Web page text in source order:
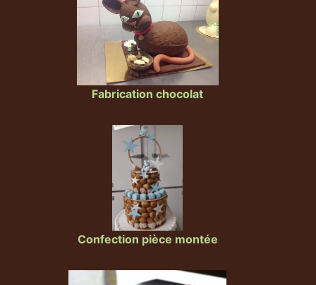
Fabrication chocolat
Confection pièce montée